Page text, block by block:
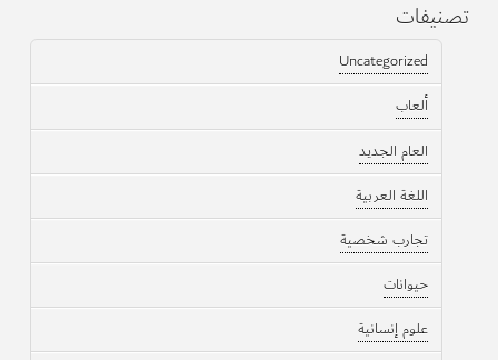
تصنيفات
Uncategorized
ألعاب
العام الجديد
اللغة العربية
تجارب شخصية
حيوانات
علوم إنسانية